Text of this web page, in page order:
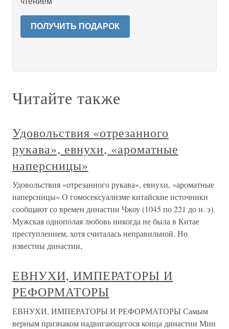
ПОЛУЧИТЬ ПОДАРОК
Читайте также
Удовольствия «отрезанного
рукава», евнухи, «ароматные
наперсницы»
Удовольствия «отрезанного рукава», евнухи, «ароматные
наперсницы» О гомосексуализме китайские источники
сообщают со времен династии Чжоу (1045 по 221 до н. э).
Мужская однополая любовь никогда не была в Китае
преступлением, хотя считалась неправильной. Но
известны династии,
ЕВНУХИ, ИМПЕРАТОРЫ И
РЕФОРМАТОРЫ
ЕВНУХИ, ИМПЕРАТОРЫ И РЕФОРМАТОРЫ Самым
верным признаком надвигающегося конца династии Мин